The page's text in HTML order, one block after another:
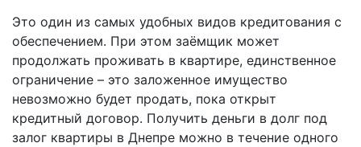
Это один из самых удобных видов кредитования с
обеспечением. При этом заёмщик может
продолжать проживать в квартире, единственное
ограничение – это заложенное имущество
невозможно будет продать, пока открыт
кредитный договор. Получить деньги в долг под
залог квартиры в Днепре можно в течение одного